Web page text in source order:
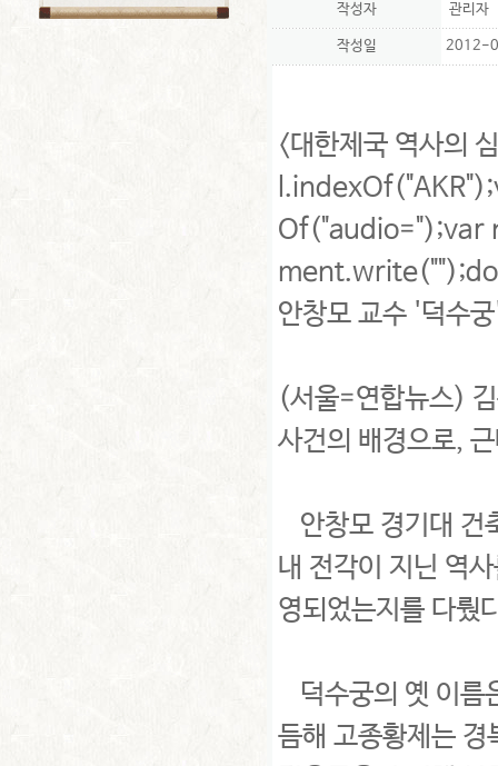
작성자 관리자
작성일 2012-
<대한제국 역사의
ment.write("
안창모 교수 '덕수
(서울=연합뉴스)
사건의 배경으로,
안창모 경기대 건
내 전각이 지닌 역
영되었는지를 다뤘
덕수궁의 옛 이름
듬해 고종황제는 경